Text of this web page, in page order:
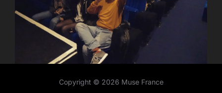
Copyright © 2026 Muse France